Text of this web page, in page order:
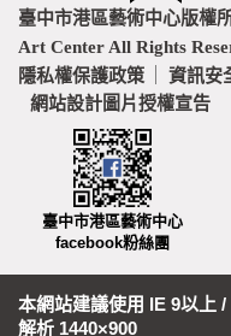
臺中市港區藝術中心版權
Art Center All Rights
隱私權保護政策 資訊安
網站設計圖片授權宣告
臺中市港區藝術中心
facebook粉絲團
本網站建議使用 IE 9以上
解析 1440×900